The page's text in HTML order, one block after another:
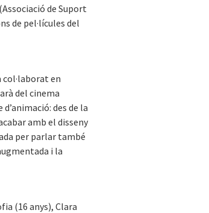
de Suport
de pel·lícules del
col·laborat en
del cinema
des de la
amb el disseny
per parlar també
i la
(16 anys), Clara